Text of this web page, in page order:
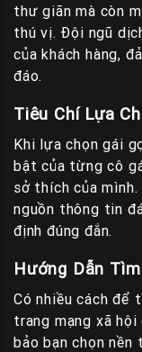
thư giãn mà còn
thú vị. Đội ngũ
của khách hàng,
đáo.
Tiêu Chí Lựa
Khi lựa chọn gái
bật của từng cô
sở thích của
nguồn thông tin
định đúng đắn.
Hướng Dẫn
Có nhiều cách để
trang mạng xã
bảo bạn chọn